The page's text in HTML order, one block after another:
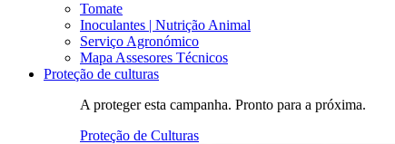
Tomate
Inoculantes | Nutrição Animal
Serviço Agronómico
Mapa Assesores Técnicos
Proteção de culturas
A proteger esta campanha. Pronto para a próxima.
Proteção de Culturas